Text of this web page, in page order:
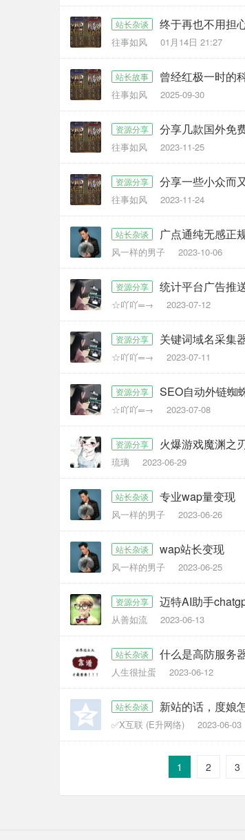
站长杂谈 终于再也不用担
往事如风 01月14日 21:27
站长故事 曾经红极一时的
往事如风 2025-09-30
资源分享 分享几款国外免
往事如风 2023-11-25
资源分享 分享一些小众而
往事如风 2023-11-24
站长杂谈 广点通纯无感正
风一样的男子 2023-10-06
资源分享 统计平台广告推
☆吖吖═→ 2023-07-12
资源分享 关键词域名采集
☆吖吖═→ 2023-07-11
资源分享 SEO自动外链蜘
☆吖吖═→ 2023-07-08
资源分享 火爆游戏魔渊之
琉璃 2023-06-29
站长杂谈 专业wap量变现
风一样的男子 2023-06-26
站长杂谈 wap站长变现
风一样的男子 2023-06-25
资源分享 迈特AI助手
从善如流 2023-06-13
站长杂谈 什么是高防服务
人生很扯蛋 2023-06-12
站长杂谈 新站的话，度娘
✅X互联 (E升网络) 2023-06-03
1 2 3